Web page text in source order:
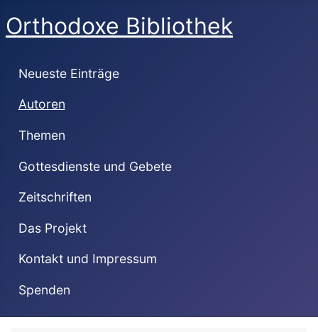
Orthodoxe Bibliothek
Neueste Einträge
Autoren
Themen
Gottesdienste und Gebete
Zeitschriften
Das Projekt
Kontakt und Impressum
Spenden